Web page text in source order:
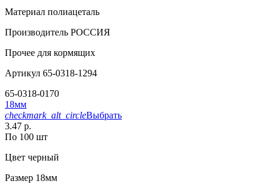
Материал полиацеталь
Производитель РОССИЯ
Прочее для кормящих
Артикул 65-0318-1294
65-0318-0170
18мм
checkmark_alt_circleВыбрать
3.47 р.
По 100 шт
Цвет черный
Размер 18мм